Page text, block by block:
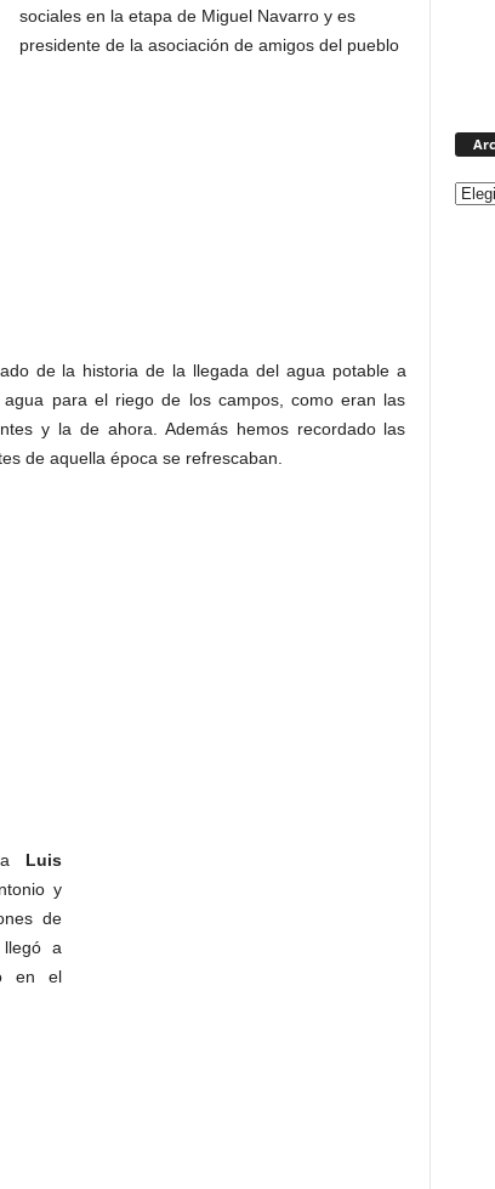
sociales en la etapa de Miguel Navarro y es
presidente de la asociación de amigos del pueblo
de la historia de la llegada del agua potable a
para el riego de los campos, como eran las
y la de ahora. Además hemos recordado las
de aquella época se refrescaban.
a Luis
y
de
a
en el